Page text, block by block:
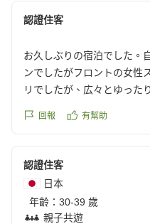
認證住客
お久しぶりの宿泊でした。
ンでしたがフロントの女性
リでしたが、広々とゆった
これが普通なんだと反省し
れて、嬉しかったです。
クチコミの詳細はこちらか
回報 有幫助
認證住客
日本
年齡： 30-39 歲
親子共遊